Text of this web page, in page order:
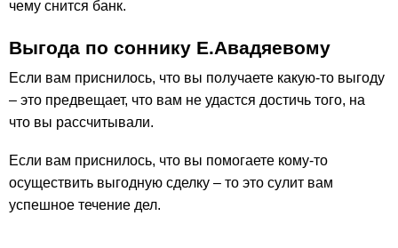
чему снится банк.
Выгода по соннику Е.Авадяевому
Если вам приснилось, что вы получаете какую-то выгоду
– это предвещает, что вам не удастся достичь того, на
что вы рассчитывали.
Если вам приснилось, что вы помогаете кому-то
осуществить выгодную сделку – то это сулит вам
успешное течение дел.